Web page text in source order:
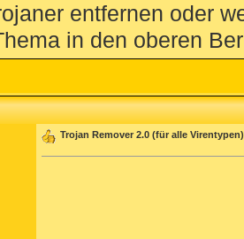
entfernen oder
in den oberen
Trojan Remover 2.0 (für alle Virentypen)